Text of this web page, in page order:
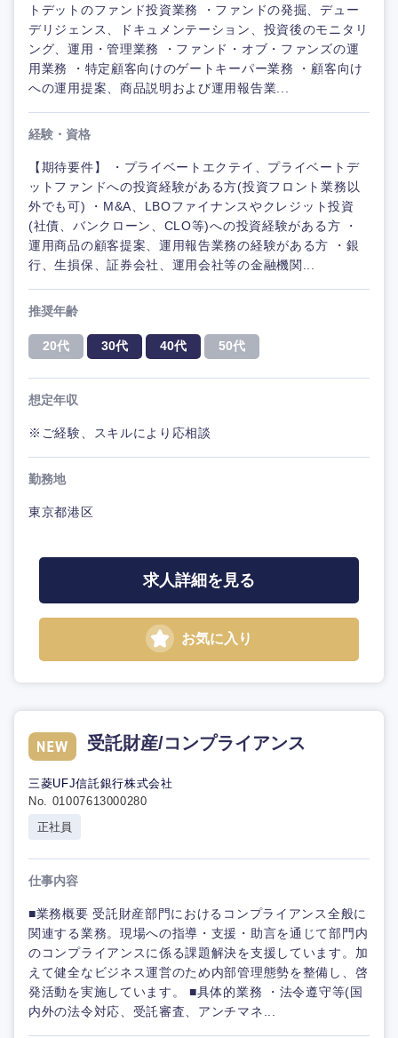
トデットのファンド投資業務 ・ファンドの発掘、デュー
デリジェンス、ドキュメンテーション、投資後のモニタリ
ング、運用・管理業務 ・ファンド・オブ・ファンズの運
用業務 ・特定顧客向けのゲートキーパー業務 ・顧客向け
への運用提案、商品説明および運用報告業...
経験・資格
【期待要件】 ・プライベートエクテイ、プライベートデ
ットファンドへの投資経験がある方(投資フロント業務以
外でも可) ・M&A、LBOファイナンスやクレジット投資
(社債、バンクローン、CLO等)への投資経験がある方 ・
運用商品の顧客提案、運用報告業務の経験がある方 ・銀
行、生損保、証券会社、運用会社等の金融機関...
推奨年齢
20代 30代 40代 50代
想定年収
※ご経験、スキルにより応相談
勤務地
東京都港区
求人詳細を見る
お気に入り
受託財産/コンプライアンス
三菱UFJ信託銀行株式会社
No. 01007613000280
正社員
仕事内容
■業務概要 受託財産部門におけるコンプライアンス全般に
関連する業務。現場への指導・支援・助言を通じて部門内
のコンプライアンスに係る課題解決を支援しています。加
えて健全なビジネス運営のため内部管理態勢を整備し、啓
発活動を実施しています。 ■具体的業務 ・法令遵守等(国
内外の法令対応、受託審査、アンチマネ...